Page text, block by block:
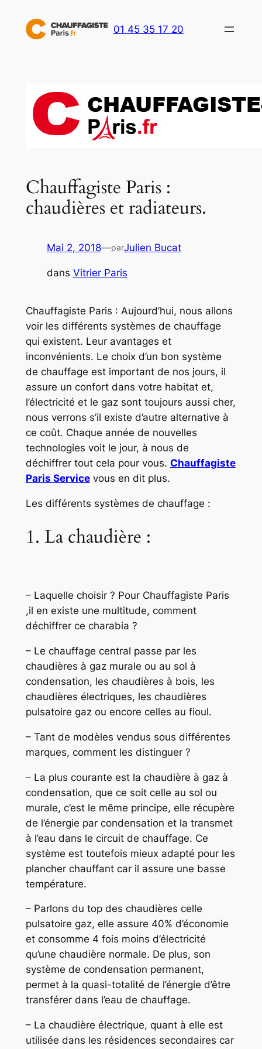
contenu
01 45 35 17 20
Chauffagiste Paris :
chaudières et radiateurs.
Mai 2, 2018—parJulien Bucat
dans Vitrier Paris
Chauffagiste Paris : Aujourd’hui, nous allons
voir les différents systèmes de chauffage
qui existent. Leur avantages et
inconvénients. Le choix d’un bon système
de chauffage est important de nos jours, il
assure un confort dans votre habitat et,
l’électricité et le gaz sont toujours aussi cher,
nous verrons s’il existe d’autre alternative à
ce coût. Chaque année de nouvelles
technologies voit le jour, à nous de
déchiffrer tout cela pour vous. Chauffagiste
Paris Servicevous en dit plus.
Les différents systèmes de chauffage :
1. La chaudière :
– Laquelle choisir ? Pour Chauffagiste Paris
,il en existe une multitude, comment
déchiffrer ce charabia ?
– Le chauffage central passe par les
chaudières à gaz murale ou au sol à
condensation, les chaudières à bois, les
chaudières électriques, les chaudières
pulsatoire gaz ou encore celles au fioul.
– Tant de modèles vendus sous différentes
marques, comment les distinguer ?
– La plus courante est la chaudière à gaz à
condensation, que ce soit celle au sol ou
murale, c’est le même principe, elle récupère
de l’énergie par condensation et la transmet
à l’eau dans le circuit de chauffage. Ce
système est toutefois mieux adapté pour les
plancher chauffant car il assure une basse
température.
– Parlons du top des chaudières celle
pulsatoire gaz, elle assure 40% d’économie
et consomme 4 fois moins d’électricité
qu’une chaudière normale. De plus, son
système de condensation permanent,
permet à la quasi-totalité de l’énergie d’être
transférer dans l’eau de chauffage.
– La chaudière électrique, quant à elle est
utilisée dans les résidences secondaires car